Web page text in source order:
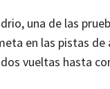
una de las
en las pistas
vueltas hasta